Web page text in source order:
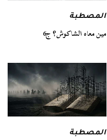
المصطبة
مين معاه الشاكوش؟ ج6
المصطبة